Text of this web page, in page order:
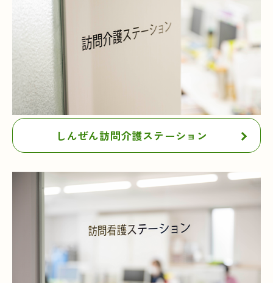
しんぜん訪問介護ステーション